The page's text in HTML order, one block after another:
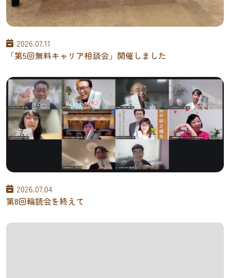
2026.07.11
「第5回無料キャリア相談会」開催しました
2026.07.04
第8回輪読会を終えて